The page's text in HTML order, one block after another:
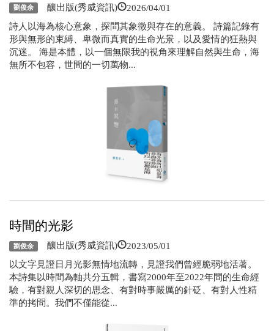
劉俊余 釀出版(秀威資訊) 2026/04/01
詩人以海為核心意象，探問其象徵與存在的意義。 詩篇記錄有
形與無形的束縛、卑微而真實的生命光景，以及愛情的狂熱與
沉迷。 海是本體，以一個無限我的視角來理解自然與生命，海
無所不包容，世間的一切萬物...
時間的光影
劉俊余 釀出版(秀威資訊) 2023/05/01
以文字見證日月光影無情地流轉，見證我們曾經脆弱地活著。
本詩集以時間為軸共分五輯，書寫2000年至2022年間的生命經
驗，有對親人深切的思念、有對時事嚴厲的針砭、有對人性精
準的拷問。我們不僅能從...